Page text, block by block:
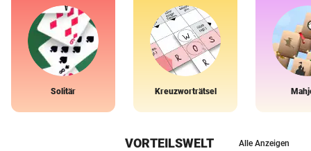
Solitär Kreuzworträtsel
VORTEILSWELT Alle Anzeigen